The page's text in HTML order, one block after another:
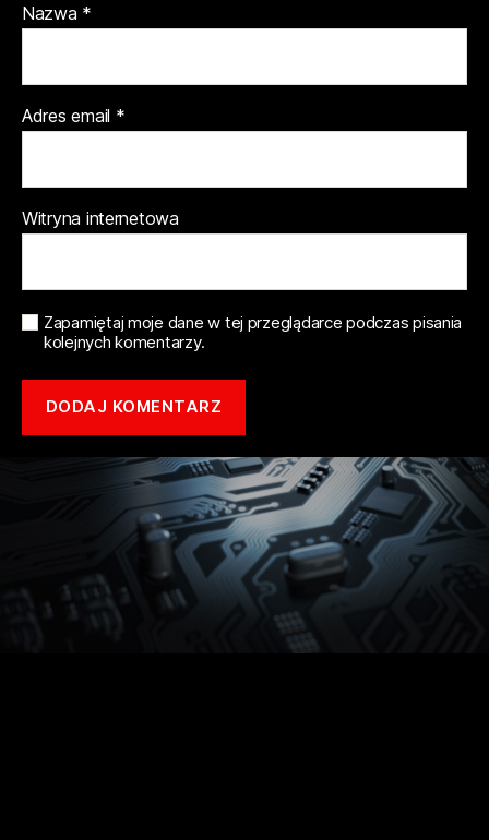
Nazwa *
Adres email *
Witryna internetowa
Zapamiętaj moje dane w tej przeglądarce podczas pisania
kolejnych komentarzy.
Copyright © 2021 mototune.com.pl |Polityka prywatności| Stworzone w
ramachatwi.pl